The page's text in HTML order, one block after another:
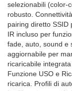
selezionabili (color-
robusto.
pairing diretto SSID
IR incluso per
fade, auto, sound e
aggiornabile per
ricaricabile
Funzione USO e
ricarica. Profili di